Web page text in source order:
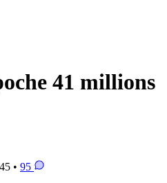
41 millions
• 95